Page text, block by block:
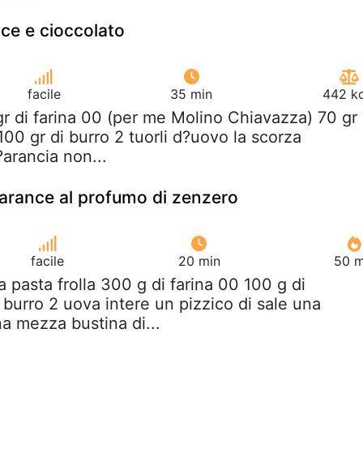
e cioccolato
facile 35 min 442
di farina 00 (per me Molino Chiavazza) 70 gr
gr di burro 2 tuorli d?uovo la scorza
non...
al profumo di zenzero
facile 20 min 50
pasta frolla 300 g di farina 00 100 g di
2 uova intere un pizzico di sale una
mezza bustina di...